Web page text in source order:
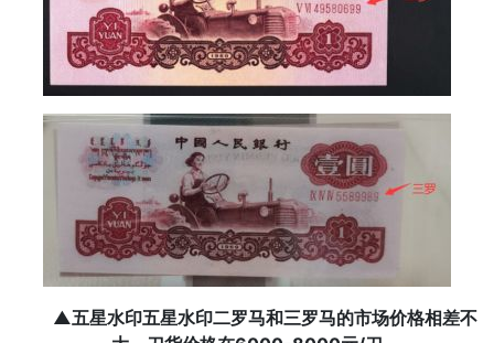
▲五星水印五星水印二罗马和三罗马的市场价格相差不